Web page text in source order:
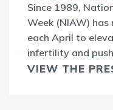
Since 1989,
Week (NIAW)
each April to
infertility and
VIEW THE